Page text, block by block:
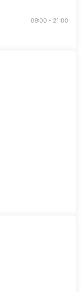
09:00 - 21:00